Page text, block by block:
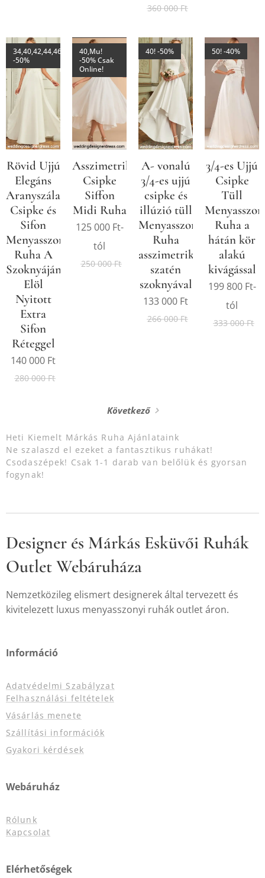
360 000Ft
Rövid Ujjú
Elegáns
Aranyszálas
Csipke és
Sifon
Menyasszonyi
Ruha A
Szoknyáján
Elöl
Nyitott
Extra
Sifon
Réteggel
34,40,42,44,46,48,50,52,54!
-50%
140 000 Ft
280 000Ft
Asszimetrikus
Csipke
Siffon
Midi Ruha
40,Mu!
-50% Csak
Online!
125 000Ft-
tól
250 000Ft
A- vonalú
3/4-es ujjú
csipke és
illúzió tüll
Menyasszonyi
Ruha
asszimetrikus
szatén
szoknyával
40! -50%
133 000 Ft
266 000Ft
3/4-es Ujjú
Csipke
Tüll
Ruha a
hátán kör
alakú
kivágással
50! -40%
199 800Ft-
tól
333 000Ft
Következő
Heti Kiemelt Márkás Ruha Ajánlataink
Ne szalaszd el ezeket a fantasztikus ruhákat!
Csodaszépek! Csak 1-1 darab van belőlük és gyorsan
fogynak!
Designer és Márkás Esküvői Ruhák
Outlet Webáruháza
Nemzetközileg elismert designerek által tervezett és
kivitelezett luxus menyasszonyi ruhák outlet áron.
Információ
Adatvédelmi Szabályzat
Felhasználási feltételek
Vásárlás menete
Szállítási információk
Gyakori kérdések
Webáruház
Rólunk
Kapcsolat
Elérhetőségek